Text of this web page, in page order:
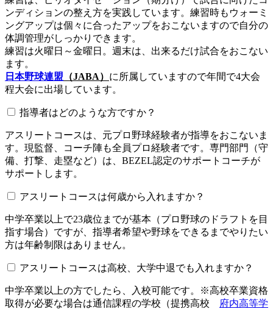
ンディションの整え方を実践しています。練習時もウォーミ
ングアップは個々に合ったアップをおこないますので自分の
体調管理がしっかりできます。
練習は火曜日～金曜日。週末は、出来るだけ試合をおこない
ます。
日本野球連盟 （JABA） に所属していますので年間で4大会
程大会に出場しています。
指導者はどのような方ですか？
アスリートコースは、元プロ野球経験者が指導をおこないま
す。現監督、コーチ陣も全員プロ経験者です。専門部門（守
備、打撃、走塁など）は、BEZEL認定のサポートコーチが
サポートします。
アスリートコースは何歳から入れますか？
中学卒業以上で23歳位までが基本（プロ野球のドラフトを目
指す場合）ですが、指導者希望や野球をできるまでやりたい
方は年齢制限はありません。
アスリートコースは高校、大学中退でも入れますか？
中学卒業以上の方でしたら、入校可能です。※高校卒業資格
取得が必要な場合は通信課程の学校（提携高校
府内高等学